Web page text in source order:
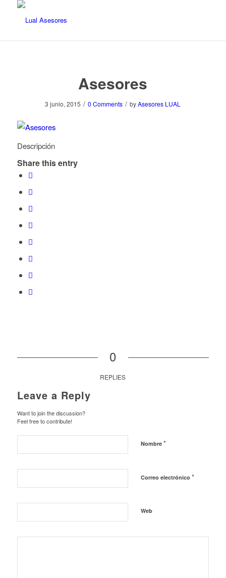
Asesores
3 junio, 2015 / 0 Comments / byAsesores LUAL
Descripción
Share this entry
0
REPLIES
Leave a Reply
Want to join the discussion?
Feel free to contribute!
Nombre *
Correo electrónico *
Web